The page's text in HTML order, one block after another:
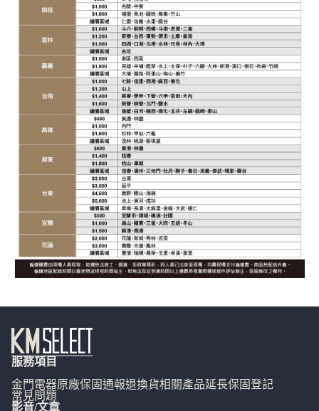
服務項目
金門電器原廠保固通報退換貨相關產品延長保固登記
常見問題
影音/文章